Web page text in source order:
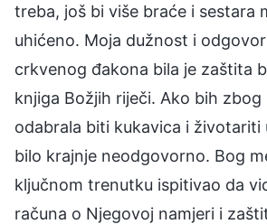
treba, još bi više braće i sestara
uhićeno. Moja dužnost i
crkvenog đakona bila je zaštita
knjiga Božjih riječi. Ako bih
odabrala biti kukavica i životariti
bilo krajnje neodgovorno. Bog
ključnom trenutku ispitivao da
računa o Njegovoj namjeri i